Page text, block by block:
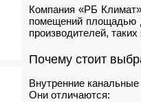
Компания «РБ
помещений площадью
производителей,
Почему стоит
Внутренние
Они отличаются: